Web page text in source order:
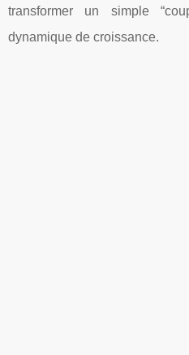
transformer un simple
dynamique de croissance.